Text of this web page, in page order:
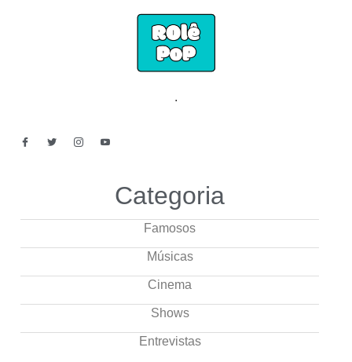
.
Categoria
Famosos
Músicas
Cinema
Shows
Entrevistas